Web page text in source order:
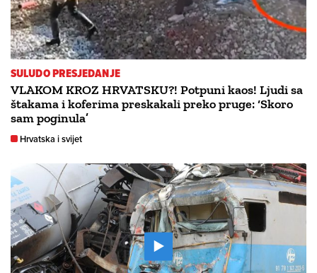
SULUDO PRESJEDANJE
VLAKOM KROZ HRVATSKU?! Potpuni kaos! Ljudi sa
štakama i koferima preskakali preko pruge: ‘Skoro
sam poginula’
Hrvatska i svijet